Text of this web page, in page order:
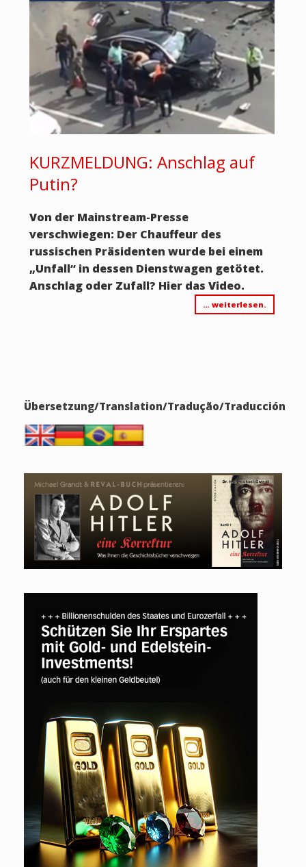
KURZMELDUNG: Anschlag auf
Putin?
Von der Mainstream-Presse
verschwiegen: Der Chauffeur des
russischen Präsidenten wurde bei einem
„Unfall“ in dessen Dienstwagen getötet.
Anschlag oder Zufall? Hier das Video.
… weiterlesen.
Übersetzung/Translation/Tradução/Traducción